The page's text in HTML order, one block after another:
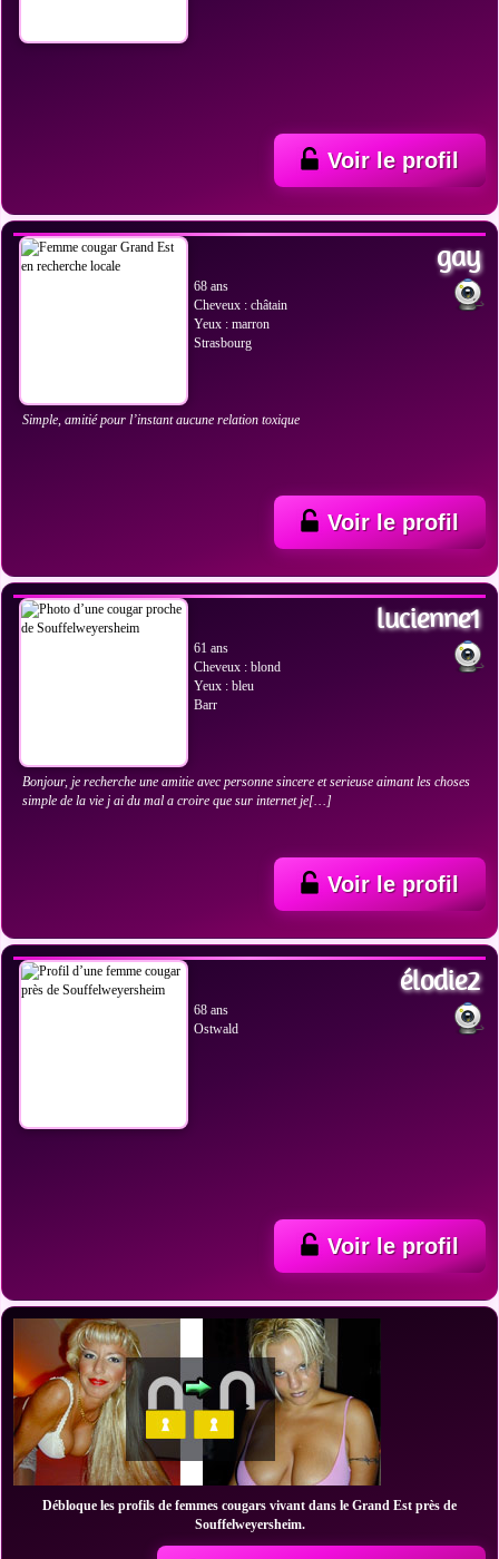
Voir le profil
gay
68 ans
Cheveux : châtain
Yeux : marron
Strasbourg
Simple, amitié pour l’instant aucune relation toxique
Voir le profil
lucienne1
61 ans
Cheveux : blond
Yeux : bleu
Barr
Bonjour, je recherche une amitie avec personne sincere et serieuse aimant les choses
simple de la vie j ai du mal a croire que sur internet je[…]
Voir le profil
élodie2
68 ans
Ostwald
Voir le profil
Débloque les profils de femmes cougars vivant dans le Grand Est près de
Souffelweyersheim.